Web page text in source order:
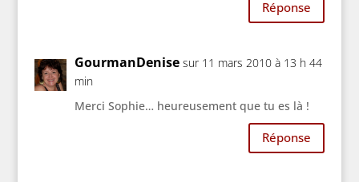
Réponse
GourmanDenise sur 11 mars 2010 à 13 h 44
min
Merci Sophie… heureusement que tu es là !
Réponse